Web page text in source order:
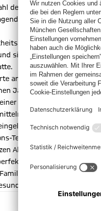
des ‚Waldgasthof
die Auswahl groß,
Ausfall von
sich nach der langen
an die anwesenden
Jahr übernahm
Ansprache per Handy
Ehrengästen
Team. Ganz besonders
Abend als
organisierten.
allen Freunden und